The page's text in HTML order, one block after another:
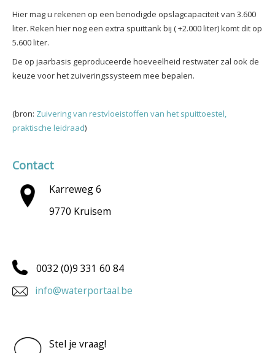
Hier mag u rekenen op een benodigde opslagcapaciteit van 3.600
liter. Reken hier nog een extra spuittank bij ( +2.000 liter) komt dit op
5.600 liter.
De op jaarbasis geproduceerde hoeveelheid restwater zal ook de
keuze voor het zuiveringssysteem mee bepalen.
(bron: Zuivering van restvloeistoffen van het spuittoestel,
praktische leidraad)
Contact
Karreweg 6
9770 Kruisem
0032 (0)9 331 60 84
info@waterportaal.be
Stel je vraag!